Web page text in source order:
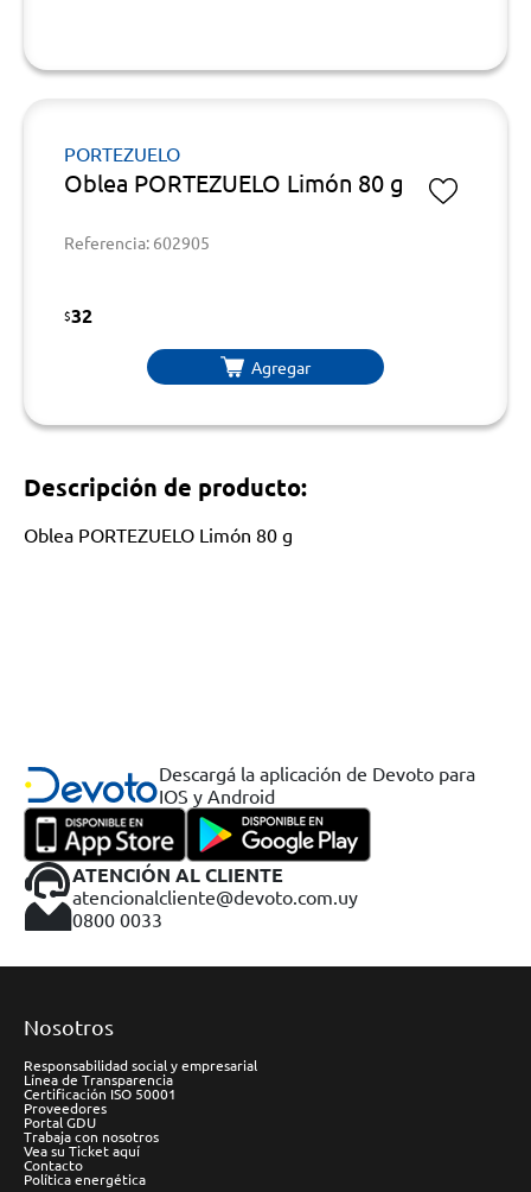
PORTEZUELO
Oblea PORTEZUELO Limón 80 g
Referencia: 602905
$32
Agregar
Descripción de producto:
Oblea PORTEZUELO Limón 80 g
Descargá la aplicación de Devoto para
IOS y Android
ATENCIÓN AL CLIENTE
atencionalcliente@devoto.com.uy
0800 0033
Nosotros
Responsabilidad social y empresarial
Línea de Transparencia
Certificación ISO 50001
Proveedores
Portal GDU
Trabaja con nosotros
Vea su Ticket aquí
Contacto
Política energética